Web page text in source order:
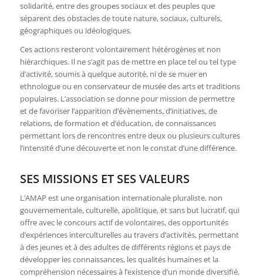
solidarité, entre des groupes sociaux et des peuples que
séparent des obstacles de toute nature, sociaux, culturels,
géographiques ou idéologiques.
Ces actions resteront volontairement hétérogènes et non
hiérarchiques. Il ne s’agit pas de mettre en place tel ou tel type
d’activité, soumis à quelque autorité, ni de se muer en
ethnologue ou en conservateur de musée des arts et traditions
populaires. L’association se donne pour mission de permettre
et de favoriser l’apparition d’évènements, d’initiatives, de
relations, de formation et d’éducation, de connaissances
permettant lors de rencontres entre deux ou plusieurs cultures
l’intensité d’une découverte et non le constat d’une différence.
SES MISSIONS ET SES VALEURS
L’AMAP est une organisation internationale pluraliste, non
gouvernementale, culturelle, apolitique, et sans but lucratif, qui
offre avec le concours actif de volontaires, des opportunités
d’expériences interculturelles au travers d’activités, permettant
à des jeunes et à des adultes de différents régions et pays de
développer les connaissances, les qualités humaines et la
compréhension nécessaires à l’existence d’un monde diversifié,